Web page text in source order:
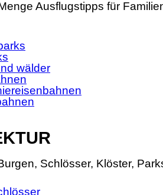
Ausflugstipps für
wälder
Schlösser, Klöster,